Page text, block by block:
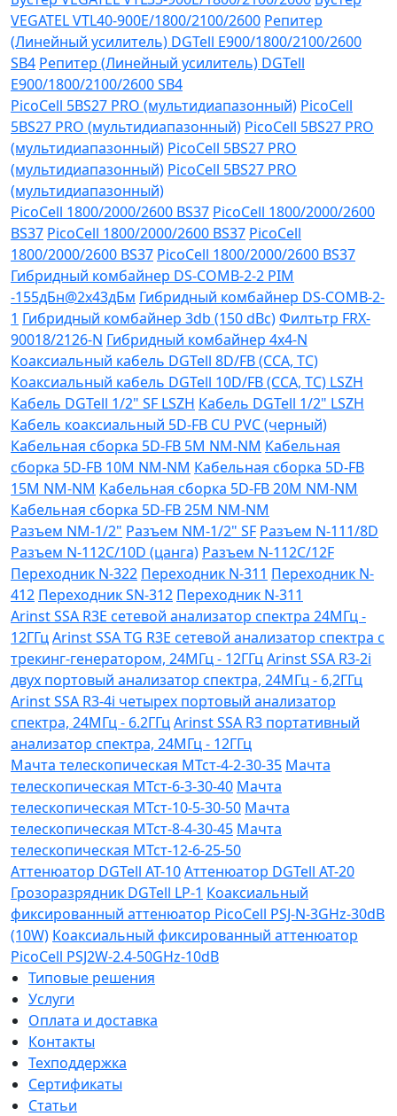
VEGATEL VTL40-900E/1800/2100/2600 Репитер
(Линейный усилитель) DGTell Е900/1800/2100/2600
SB4 Репитер (Линейный усилитель) DGTell
Е900/1800/2100/2600 SB4
PicoCell 5BS27 PRO (мультидиапазонный) PicoCell
5BS27 PRO (мультидиапазонный) PicoCell 5BS27 PRO
(мультидиапазонный) PicoCell 5BS27 PRO
(мультидиапазонный) PicoCell 5BS27 PRO
(мультидиапазонный)
PicoCell 1800/2000/2600 BS37 PicoCell 1800/2000/2600
BS37 PicoCell 1800/2000/2600 BS37 PicoCell
1800/2000/2600 BS37 PicoCell 1800/2000/2600 BS37
Гибридный комбайнер DS-COMB-2-2 PIM
-155дБн@2x43дБм Гибридный комбайнер DS-COMB-2-
1 Гибридный комбайнер 3db (150 dBc)Филтьтр FRX-
90018/2126-N Гибридный комбайнер 4х4-N
Коаксиальный кабель DGTell 8D/FB (CCA, TC)
Коаксиальный кабель DGTell 10D/FB (CCA, TC) LSZH
Кабель DGTell 1/2" SF LSZH Кабель DGTell 1/2" LSZH
Кабель коаксиальный 5D-FB CU PVC (черный)
Кабельная сборка 5D-FB 5М NM-NM Кабельная
сборка 5D-FB 10М NM-NM Кабельная сборка 5D-FB
15М NM-NM Кабельная сборка 5D-FB 20М NM-NM
Кабельная сборка 5D-FB 25М NM-NM
Разъем NM-1/2" Разъем NM-1/2" SF Разъем N-111/8D
Разъем N-112C/10D (цанга) Разъем N-112C/12F
Переходник N-322 Переходник N-311 Переходник N-
412 Переходник SN-312 Переходник N-311
Arinst SSA R3Е сетевой анализатор спектра 24МГц -
12ГГцArinst SSA TG R3Е сетевой анализатор спектра с
трекинг-генератором, 24МГц - 12ГГцArinst SSA R3-2i
двух портовый анализатор спектра, 24МГц - 6,2ГГц
Arinst SSA R3-4i четырех портовый анализатор
спектра, 24МГц - 6.2ГГцArinst SSA R3 портативный
анализатор спектра, 24МГц - 12ГГц
Мачта телескопическая МТст-4-2-30-35 Мачта
телескопическая МТст-6-3-30-40 Мачта
телескопическая МТст-10-5-30-50 Мачта
телескопическая МТст-8-4-30-45 Мачта
телескопическая МТст-12-6-25-50
Аттенюатор DGTell AT-10Аттенюатор DGTell AT-20
Грозоразрядник DGTell LP-1 Коаксиальный
фиксированный аттенюатор PicoCell PSJ-N-3GHz-30dB
(10W) Коаксиальный фиксированный аттенюатор
PicoCell PSJ2W-2.4-50GHz-10dB
Типовые решения
Услуги
Оплата и доставка
Контакты
Техподдержка
Сертификаты
Статьи